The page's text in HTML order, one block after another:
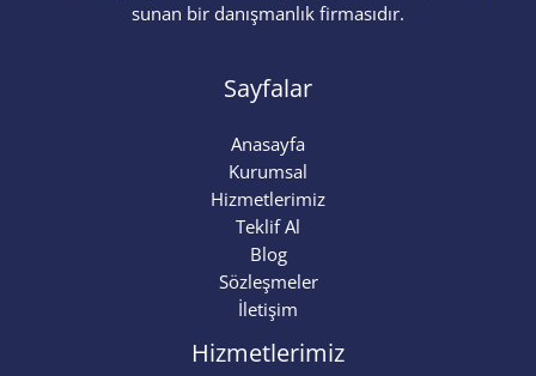
sunan bir danışmanlık firmasıdır.
Sayfalar
Anasayfa
Kurumsal
Hizmetlerimiz
Teklif Al
Blog
Sözleşmeler
İletişim
Hizmetlerimiz